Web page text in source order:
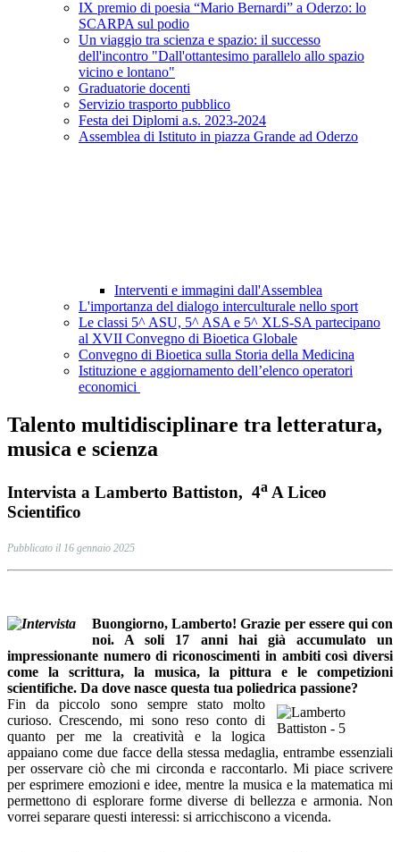
IX premio di poesia “Mario Bernardi” a Oderzo: lo
SCARPA sul podio
Un viaggio tra scienza e spazio: il successo
dell'incontro "Dall'ottantesimo parallelo allo spazio
vicino e lontano"
Graduatorie docenti
Servizio trasporto pubblico
Festa dei Diplomi a.s. 2023-2024
Assemblea di Istituto in piazza Grande ad Oderzo
Interventi e immagini dall'Assemblea
L'importanza del dialogo interculturale nello sport
Le classi 5^ ASU, 5^ ASA e 5^ XLS-SA partecipano
al XVII Convegno di Bioetica Globale
Convegno di Bioetica sulla Storia della Medicina
Istituzione e aggiornamento dell’elenco operatori
economici
Talento multidisciplinare tra letteratura,
musica e scienza
Intervista a Lamberto Battiston, 4a A Liceo
Scientifico
Pubblicato il 16 gennaio 2025
Buongiorno, Lamberto! Grazie per essere qui con
noi. A soli 17 anni hai già accumulato un
impressionante numero di riconoscimenti in ambiti così diversi
come la scrittura, la musica, la pittura e le competizioni
scientifiche. Da dove nasce questa tua poliedrica passione?
Fin da piccolo sono sempre stato molto
curioso. Crescendo, mi sono reso conto di
quanto per me la creatività e la logica
appaiano come due facce della stessa medaglia, entrambe essenziali
per osservare ciò che mi circonda e raccontarlo. Mi piace scrivere
per esprimere emozioni e idee, mentre la musica e la matematica mi
permettono di esplorare forme diverse di bellezza e armonia. Non
vorrei separare questi interessi: si arricchiscono a vicenda.